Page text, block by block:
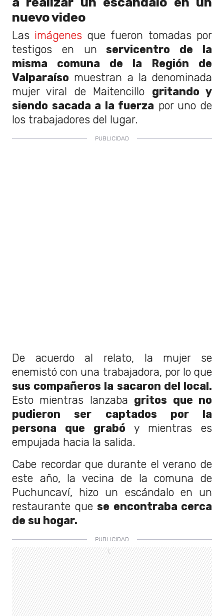
nuevo video
Las imágenes que fueron tomadas por
testigos en un servicentro de la
misma comuna de la Región de
Valparaíso muestran a la denominada
mujer viral de Maitencillo gritando y
siendo sacada a la fuerza por uno de
los trabajadores del lugar.
De acuerdo al relato, la mujer se
enemistó con una trabajadora, por lo que
sus compañeros la sacaron del local.
Esto mientras lanzaba gritos que no
pudieron ser captados por la
persona que grabó y mientras es
empujada hacia la salida.
Cabe recordar que durante el verano de
este año, la vecina de la comuna de
Puchuncaví, hizo un escándalo en un
restaurante que se encontraba cerca
de su hogar.